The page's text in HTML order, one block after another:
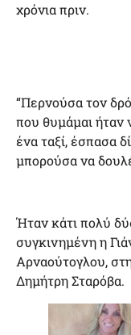
χρόνια πριν.
“Περνούσα τον
που θυμάμαι ήταν
ένα ταξί, έσπασα
μπορούσα να
Ήταν κάτι πολύ
συγκινημένη η
Αρναούτογλου,
Δημήτρη Σταρόβα.